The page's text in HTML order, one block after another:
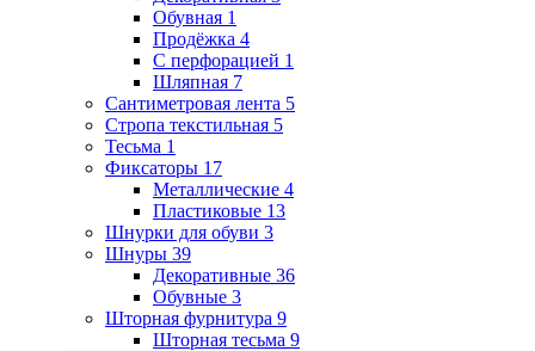
Обувная 1
Продёжка 4
С перфорацией 1
Шляпная 7
Сантиметровая лента 5
Стропа текстильная 5
Тесьма 1
Фиксаторы 17
Металлические 4
Пластиковые 13
Шнурки для обуви 3
Шнуры 39
Декоративные 36
Обувные 3
Шторная фурнитура 9
Шторная тесьма 9